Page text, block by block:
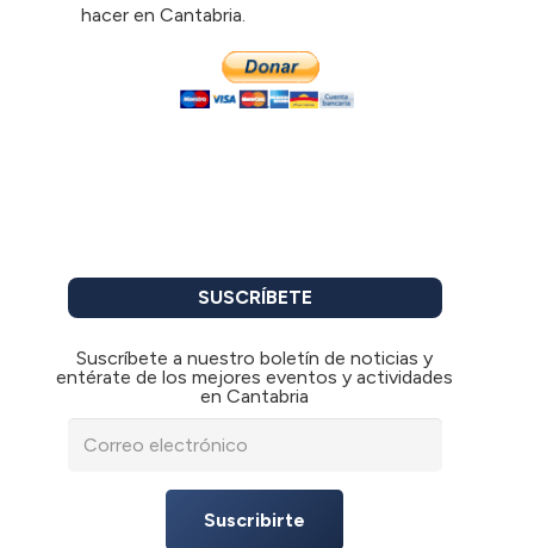
hacer en Cantabria.
SUSCRÍBETE
Suscríbete a nuestro boletín de noticias y
entérate de los mejores eventos y actividades
en Cantabria
Suscribirte